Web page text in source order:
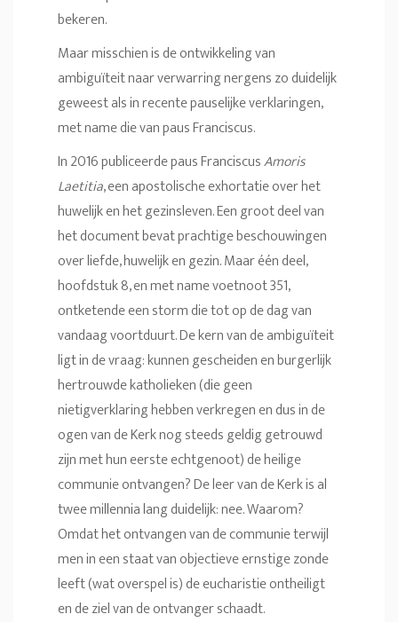
bekeren.
Maar misschien is de ontwikkeling van
ambiguïteit naar verwarring nergens zo duidelijk
geweest als in recente pauselijke verklaringen,
met name die van paus Franciscus.
In 2016 publiceerde paus FranciscusAmoris
Laetitia, een apostolische exhortatie over het
huwelijk en het gezinsleven. Een groot deel van
het document bevat prachtige beschouwingen
over liefde, huwelijk en gezin. Maar één deel,
hoofdstuk 8, en met name voetnoot 351,
ontketende een storm die tot op de dag van
vandaag voortduurt. De kern van de ambiguïteit
ligt in de vraag: kunnen gescheiden en burgerlijk
hertrouwde katholieken (die geen
nietigverklaring hebben verkregen en dus in de
ogen van de Kerk nog steeds geldig getrouwd
zijn met hun eerste echtgenoot) de heilige
communie ontvangen? De leer van de Kerk is al
twee millennia lang duidelijk: nee. Waarom?
Omdat het ontvangen van de communie terwijl
men in een staat van objectieve ernstige zonde
leeft (wat overspel is) de eucharistie ontheiligt
en de ziel van de ontvanger schaadt.